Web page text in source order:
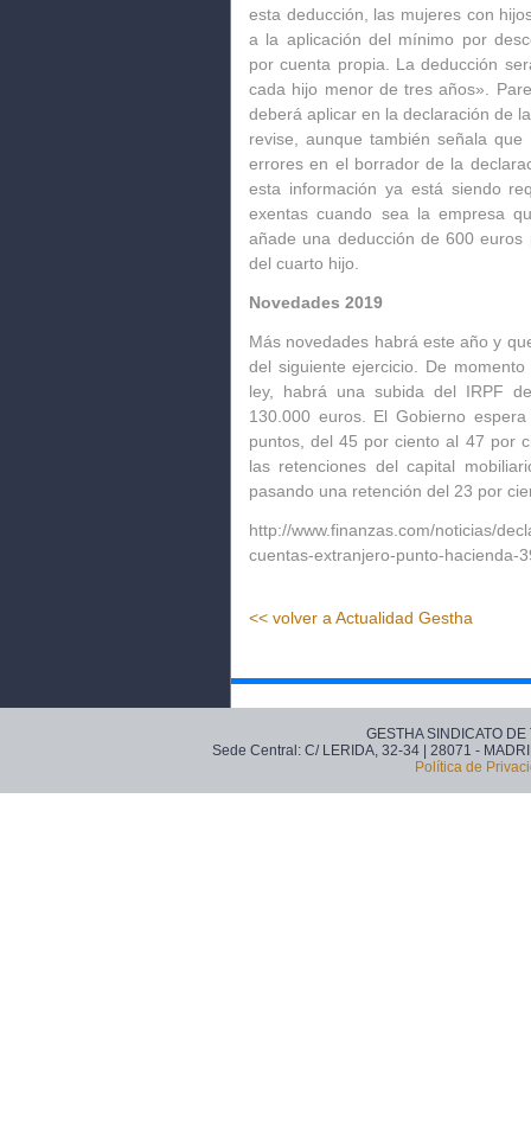
esta deducción, las mujeres con
a la aplicación del mínimo por
por cuenta propia. La deducción
cada hijo menor de tres años».
deberá aplicar en la declaración de
revise, aunque también señala
errores en el borrador de la
esta información ya está siendo
exentas cuando sea la empresa
añade una deducción de 600
del cuarto hijo.
Novedades 2019
Más novedades habrá este año y
del siguiente ejercicio. De
ley, habrá una subida del IRPF
130.000 euros. El Gobierno
puntos, del 45 por ciento al 47 por
las retenciones del capital
pasando una retención del 23 por
http://www.finanzas.com/noticias/
cuentas-extranjero-punto-hacienda-
<< volver a Actualidad Gestha
GESTHA SINDICATO
Sede Central: C/ LERIDA, 32-34 | 28071 -
Política de